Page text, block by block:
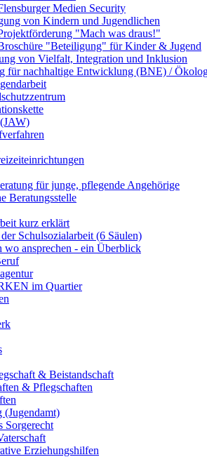
Medien Security
von Kindern und Jugendlichen
"Mach was draus!"
"Beteiligung" für Kinder & Jugend
von Vielfalt, Integration und Inklusion
für nachhaltige Entwicklung (BNE) /
für junge, pflegende Angehörige
Beratungsstelle
kurz erklärt
Schulsozialarbeit (6 Säulen)
wo ansprechen - ein Überblick
im Quartier
& Beistandschaft
& Pflegschaften
(Jugendamt)
Sorgerecht
Erziehungshilfen